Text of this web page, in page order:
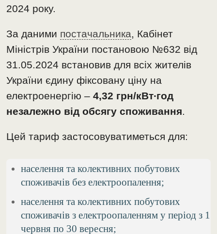
2024 року.
За даними постачальника , Кабінет
Міністрів України постановою №632 від
31.05.2024 встановив для всіх жителів
України єдину фіксовану ціну на
електроенергію –4,32 грн/кВт∙год
незалежно від обсягу споживання
Цей тариф застосовуватиметься для:
населення та колективних побутових
споживачів без електроопалення;
населення та колективних побутових
споживачів з електроопаленням у період з 1
червня по 30 вересня;